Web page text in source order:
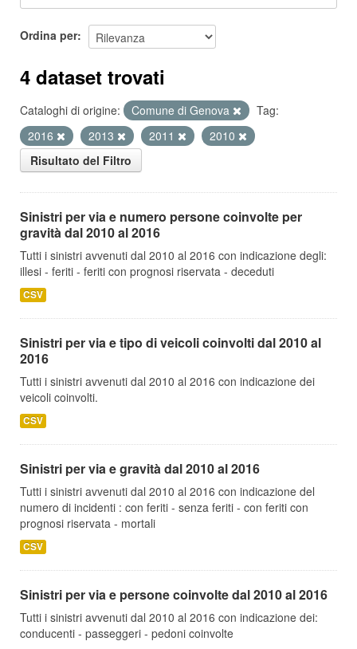
Ordina per
4 dataset trovati
Cataloghi di origine: Comune di Genova
Tag:
2016
2013 2011
2010
Risultato del Filtro
Sinistri per via e numero persone coinvolte per
gravità dal 2010 al 2016
Tutti i sinistri avvenuti dal 2010 al 2016 con indicazione degli:
illesi - feriti - feriti con prognosi riservata - deceduti
CSV
Sinistri per via e tipo di veicoli coinvolti dal 2010 al
2016
Tutti i sinistri avvenuti dal 2010 al 2016 con indicazione dei
veicoli coinvolti.
CSV
Sinistri per via e gravità dal 2010 al 2016
Tutti i sinistri avvenuti dal 2010 al 2016 con indicazione del
numero di incidenti : con feriti - senza feriti - con feriti con
prognosi riservata - mortali
CSV
Sinistri per via e persone coinvolte dal 2010 al 2016
Tutti i sinistri avvenuti dal 2010 al 2016 con indicazione dei:
conducenti - passeggeri - pedoni coinvolte